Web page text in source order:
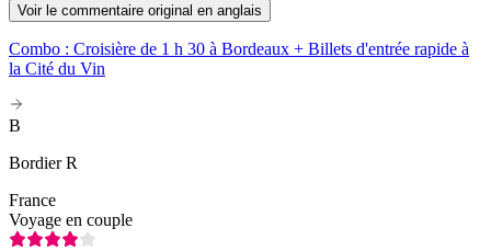
Voir le commentaire original en anglais
Combo : Croisière de 1 h 30 à Bordeaux + Billets d'entrée rapide à
la Cité du Vin
B
Bordier R
France
Voyage en couple